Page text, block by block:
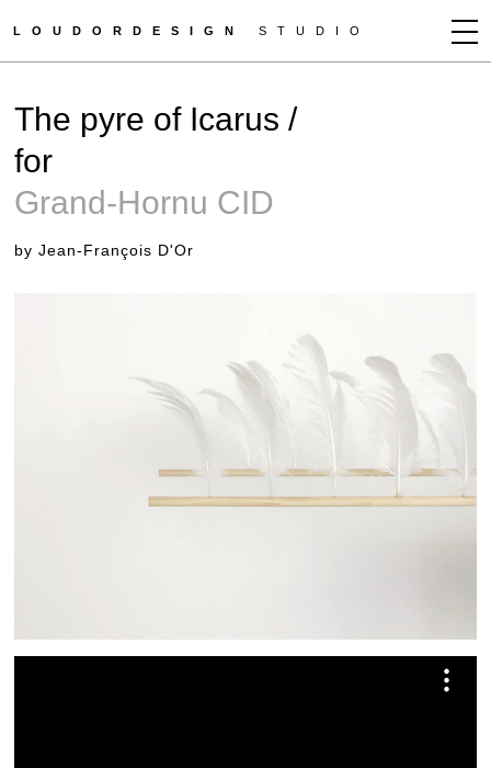
LOUDORDESIGN STUDIO
NEWS
WORKS
CLIENTS
CONTACT
The pyre of Icarus /
for
Grand-Hornu CID
by Jean-François D'Or